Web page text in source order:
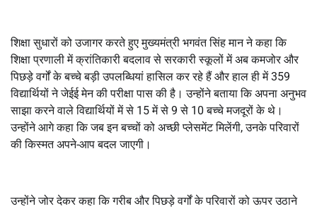
शिक्षा सुधारों को उजागर करते हुए मुख्यमंत्री भगवंत सिंह मान ने कहा कि
शिक्षा प्रणाली में क्रांतिकारी बदलाव से सरकारी स्कूलों में अब कमजोर और
पिछड़े वर्गों के बच्चे बड़ी उपलब्धियां हासिल कर रहे हैं और हाल ही में 359
विद्यार्थियों ने जेईई मेन की परीक्षा पास की है। उन्होंने बताया कि अपना अनुभव
साझा करने वाले विद्यार्थियों में से 15 में से 9 से 10 बच्चे मजदूरों के थे।
उन्होंने आगे कहा कि जब इन बच्चों को अच्छी प्लेसमेंट मिलेंगी, उनके परिवारों
की किस्मत अपने-आप बदल जाएगी।
उन्होंने जोर देकर कहा कि गरीब और पिछड़े वर्गों के परिवारों को ऊपर उठाने